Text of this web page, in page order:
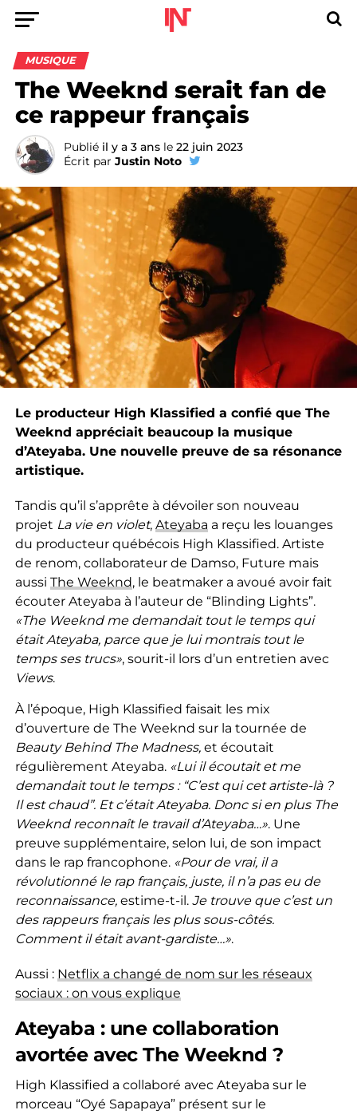
MUSIQUE
The Weeknd serait fan de
ce rappeur français
Publié il y a 3 ans le 22 juin 2023
Écrit par Justin Noto
Le producteur High Klassified a confié que The
Weeknd appréciait beaucoup la musique
d’Ateyaba. Une nouvelle preuve de sa résonance
artistique.
Tandis qu’il s’apprête à dévoiler son nouveau
projet La vie en violet, Ateyaba a reçu les louanges
du producteur québécois High Klassified. Artiste
de renom, collaborateur de Damso, Future mais
aussi The Weeknd, le beatmaker a avoué avoir fait
écouter Ateyaba à l’auteur de “Blinding Lights”.
«The Weeknd me demandait tout le temps qui
était Ateyaba, parce que je lui montrais tout le
temps ses trucs», sourit-il lors d’un entretien avec
Views.
À l’époque, High Klassified faisait les mix
d’ouverture de The Weeknd sur la tournée de
Beauty Behind The Madness, et écoutait
régulièrement Ateyaba. «Lui il écoutait et me
demandait tout le temps : “C’est qui cet artiste-là ?
Il est chaud”. Et c’était Ateyaba. Donc si en plus The
Weeknd reconnaît le travail d’Ateyaba…». Une
preuve supplémentaire, selon lui, de son impact
dans le rap francophone. «Pour de vrai, il a
révolutionné le rap français, juste, il n’a pas eu de
reconnaissance,estime-t-il.Je trouve que c’est un
des rappeurs français les plus sous-côtés.
Comment il était avant-gardiste…».
Aussi : Netflix a changé de nom sur les réseaux
sociaux : on vous explique
Ateyaba : une collaboration
avortée avec The Weeknd ?
High Klassified a collaboré avec Ateyaba sur le
morceau “Oyé Sapapaya” présent sur le